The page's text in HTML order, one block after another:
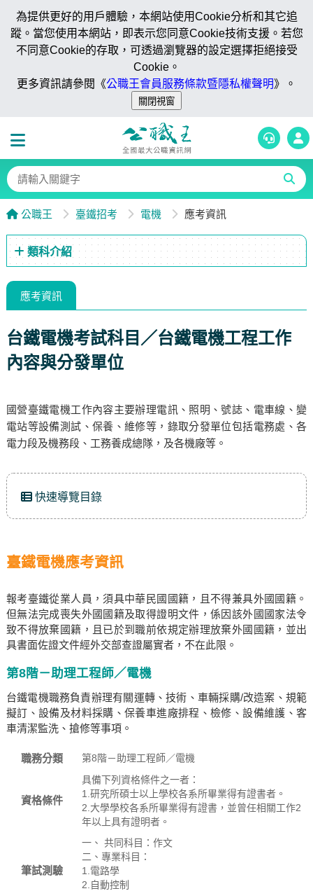
為提供更好的用戶體驗，本網站使用Cookie分析和其它追
蹤。當您使用本網站，即表示您同意Cookie技術支援。若您
不同意Cookie的存取，可透過瀏覽器的設定選擇拒絕接受
Cookie。
更多資訊請參閱《公職王會員服務條款暨隱私權聲明》。
公職王 臺鐵招考 電機 應考資訊
類科介紹
應考資訊
台鐵電機考試科目／台鐵電機工程工作
內容與分發單位
國營臺鐵電機工作內容主要辦理電訊、照明、號誌、電車線、變
電站等設備測試、保養、維修等，錄取分發單位包括電務處、各
電力段及機務段、工務養成總隊，及各機廠等。
快速導覽目錄
臺鐵電機應考資訊
報考臺鐵從業人員，須具中華民國國籍，且不得兼具外國國籍。
但無法完成喪失外國國籍及取得證明文件，係因該外國國家法令
致不得放棄國籍，且已於到職前依規定辦理放棄外國國籍，並出
具書面佐證文件經外交部查證屬實者，不在此限。
第8階－助理工程師／電機
台鐵電機職務負責辦理有關運轉、技術、車輛採購/改造案、規範
擬訂、設備及材料採購、保養車進廠排程、檢修、設備維護、客
車清潔監洗、搶修等事項。
職務分類 第8階－助理工程師／電機
資格條件
具備下列資格條件之一者：
1.研究所碩士以上學校各系所畢業得有證書者。
2.大學學校各系所畢業得有證書，並曾任相關工作2
年以上具有證明者。
筆試測驗
一、 共同科目：作文
二、專業科目：
1.電路學
2.自動控制